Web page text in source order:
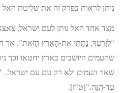
ניתן לראות בפרק זה את שליטת
מצד אחד האל נותן לעם ישראל,
“לְזַרְעֲךָ, נָתַתִּי אֶת-הָאָרֶץ הַזֹּאת”. אך
שהעמים היושבים בארץ יחטאו וכך
שאר העמים ולא רק עם עם ישראל.
עַד-הֵנָּה.”[ט”ז].